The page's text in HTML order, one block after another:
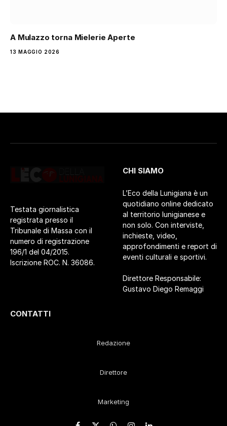
A Mulazzo torna Mielerie Aperte
13 MAGGIO 2026
Testata giornalistica
registrata presso il
Tribunale di Massa con il
numero di registrazione
196/1 del 04/2015.
Iscrizione ROC. N. 36086.
CHI SIAMO
L’Eco della Lunigiana è un
quotidiano online dedicato
al territorio lunigianese e
non solo. Con interviste,
inchieste, video,
approfondimenti e report di
eventi culturali e sportivi.
Direttore Responsabile:
Gustavo Diego Remaggi
CONTATTI
Redazione
Direttore
Marketing